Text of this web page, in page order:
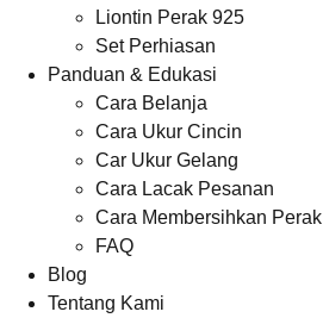
Liontin Perak 925
Set Perhiasan
Panduan & Edukasi
Cara Belanja
Cara Ukur Cincin
Car Ukur Gelang
Cara Lacak Pesanan
Cara Membersihkan Perak
FAQ
Blog
Tentang Kami